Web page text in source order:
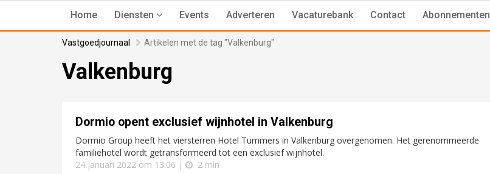
Home Diensten Events Adverteren Vacaturebank Contact Abonnementen
Vastgoedjournaal Artikelen met de tag "Valkenburg"
Valkenburg
Dormio opent exclusief wijnhotel in Valkenburg
Dormio Group heeft het viersterren Hotel Tummers in Valkenburg overgenomen. Het gerenommeerde
familiehotel wordt getransformeerd tot een exclusief wijnhotel.
24 januari 2022 om 13:06 |
2 min